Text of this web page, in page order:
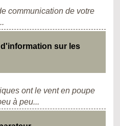
communication de votre
sur les
ont le vent en poupe
à peu...